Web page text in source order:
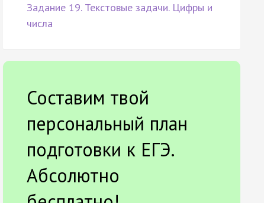
Задание 19. Текстовые задачи. Цифры и
числа
Составим твой
персональный план
подготовки к ЕГЭ.
Абсолютно